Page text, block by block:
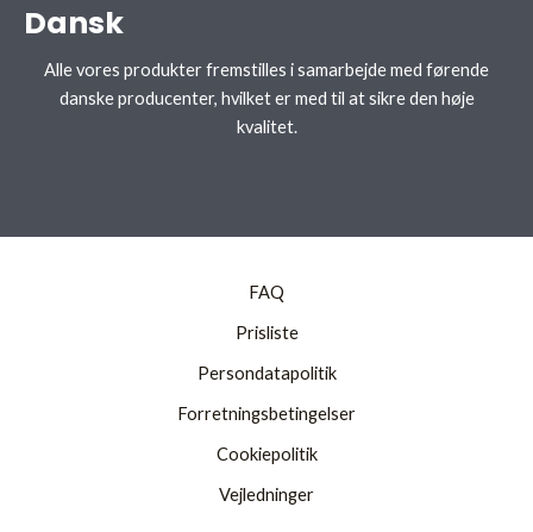
Dansk
Alle vores produkter fremstilles i samarbejde med førende
danske producenter, hvilket er med til at sikre den høje
kvalitet.
FAQ
Prisliste
Persondatapolitik
Forretningsbetingelser
Cookiepolitik
Vejledninger